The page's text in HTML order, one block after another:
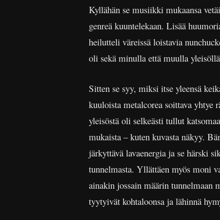
Kyllähän se musiikki mukaansa
genreä kuuntelekaan. Lisää
heilutteli väreissä loistavia
oli sekä minulla että muulla
Sitten se syy, miksi itse yleensä
kuuloista metalcorea soittava yhtye
yleisöstä oli selkeästi tullut
mukaista–kuten kuvasta näkyy.
järkyttävä lavaenergia ja se härski
tunnelmasta. Yllättäen myös moni
ainakin jossain määrin tunnelmaan
tyytyivät kohtaloonsa ja lähinnä